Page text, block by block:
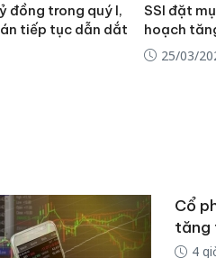
đồng trong quý I,
tiếp tục dẫn dắt
SSI đặt
hoạch
25/03/
Cổ
tăng
4